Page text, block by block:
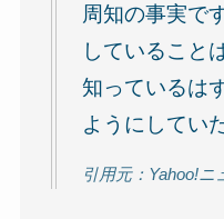
周知の事実で
していること
知っているは
ようにしてい
引用元：Yahoo!